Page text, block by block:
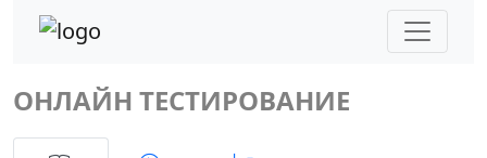
ОНЛАЙН ТЕСТИРОВАНИЕ